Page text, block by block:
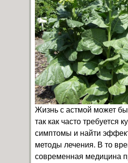
Жизнь с астмой может
так как часто требуется
симптомы и найти
методы лечения. В то
современная медицина